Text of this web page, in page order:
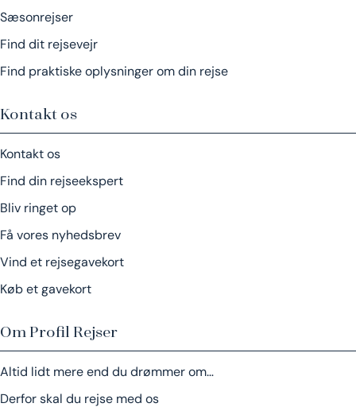
Sæsonrejser
Find dit rejsevejr
Find praktiske oplysninger om din rejse
Kontakt os
Kontakt os
Find din rejseekspert
Bliv ringet op
Få vores nyhedsbrev
Vind et rejsegavekort
Køb et gavekort
Om Profil Rejser
Altid lidt mere end du drømmer om…
Derfor skal du rejse med os